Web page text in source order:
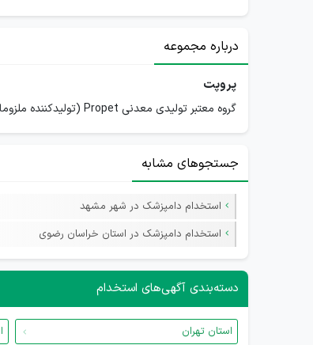
درباره مجموعه
پروپت
گروه معتبر تولیدی معدنی Propet (تولیدکننده ملزومات حیوانات خانگی) با سابقه طولانی فعالیت در داخل و خارج از کشور، با محیطی با پرستیژ، استانداردهای به‌روز و تیم درجه‌ یک و بدون حاشیه
جستجوهای مشابه
استخدام دامپزشک در شهر مشهد
استخدام دامپزشک در استان خراسان رضوی
دسته‌بندی آگهی‌های استخدام
استان تهران